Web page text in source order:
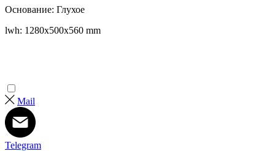
Основание: Глухое
lwh: 1280x500x560 mm
Mail
Telegram